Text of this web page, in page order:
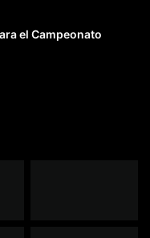
el Campeonato